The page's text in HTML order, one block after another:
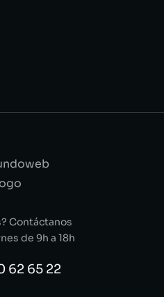
Contáctanos
de 9h a 18h
62 65 22